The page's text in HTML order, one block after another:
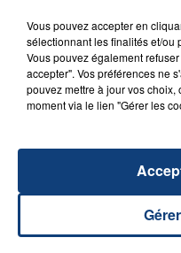
OFENBACH & STARSAILOR
Vous pouvez accepter en
sélectionnant les finalités et/ou
Vous pouvez également
accepter". Vos préférences ne
pouvez mettre à jour vos
moment via le lien "Gérer les